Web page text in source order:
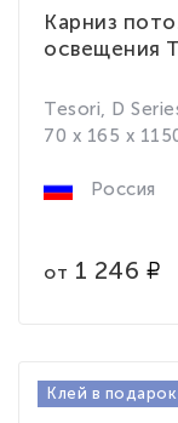
Карниз
освещения
Tesori, D
70 x 165 x
Россия
от 1 246
Клей в подарок